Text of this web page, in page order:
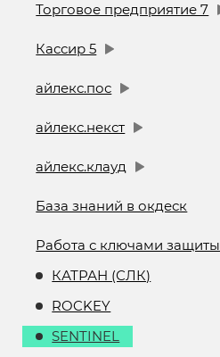
Торговое предприятие 7
Кассир 5
айлекс.пос
айлекс.некст
айлекс.клауд
База знаний в окдеск
Работа с ключами защиты
КАТРАН (СЛК)
ROCKEY
SENTINEL